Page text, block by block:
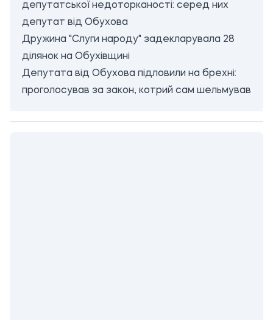
депутатської недоторканості: серед них
депутат від Обухова
Дружина "Слуги народу" задекларувала 28
ділянок на Обухівщині
Депутата від Обухова підловили на брехні:
проголосував за закон, котрий сам шельмував